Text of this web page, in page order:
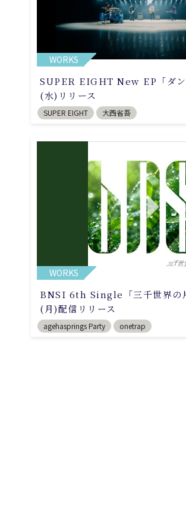
WORKS
SUPER EIGHT New EP「ダン
(水)リリース
SUPER EIGHT 大西省吾
WORKS
BNSI 6th Single「三千世界の
(月)配信リリース
agehasprings Party onetrap